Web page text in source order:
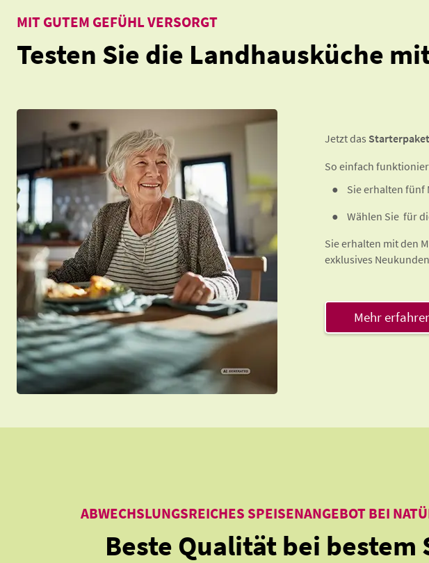
Testen Sie die Landhausküche
MIT GUTEM GEFÜHL VERSORGT
Jetzt das Starterpaket
So einfach
Sie erhalten fünf
Wählen Sie für
Sie erhalten mit den
exklusives
Mehr
Beste Qualität bei bestem
ABWECHSLUNGSREICHES SPEISENANGEBOT BEI